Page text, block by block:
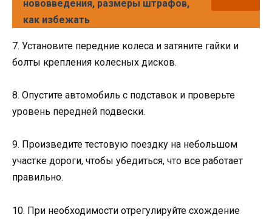
нововведения, размеры штрафов,
как избежать
7. Установите передние колеса и затяните гайки и
болты крепления колесных дисков.
8. Опустите автомобиль с подставок и проверьте
уровень передней подвески.
9. Произведите тестовую поездку на небольшом
участке дороги, чтобы убедиться, что все работает
правильно.
10. При необходимости отрегулируйте схождение